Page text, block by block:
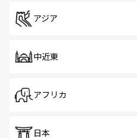
アジア
中近東
アフリカ
日本